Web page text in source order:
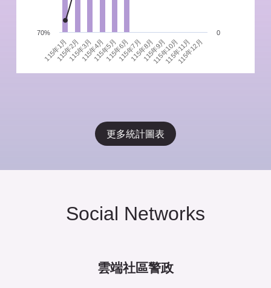
115年1月
115年2月115年3月115年4月115年5月115年6月115年7月115年8月115年9月
115年10月
115年11月
115年12月
70% 0
更多統計圖表
Social Networks
雲端社區警政